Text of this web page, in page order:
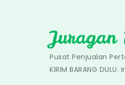
Juragan
Pusat Penjualan
KIRIM BARANG